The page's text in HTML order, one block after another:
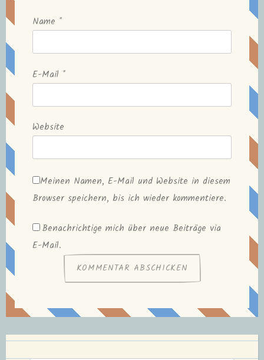
Name *
E-Mail *
Website
Meinen Namen, E-Mail und Website in diesem
Browser speichern, bis ich wieder kommentiere.
Benachrichtige mich über neue Beiträge via
E-Mail.